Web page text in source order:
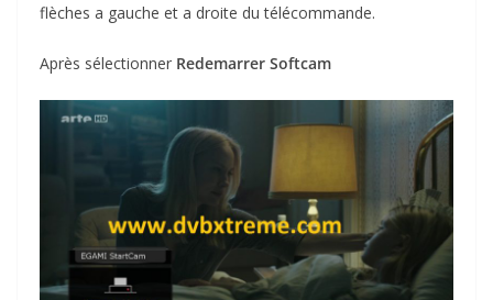
flèches a gauche et a droite du télécommande.
Après sélectionner Redemarrer Softcam